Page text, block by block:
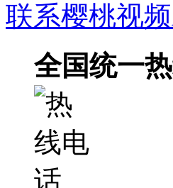
联系樱桃视
全国统一热